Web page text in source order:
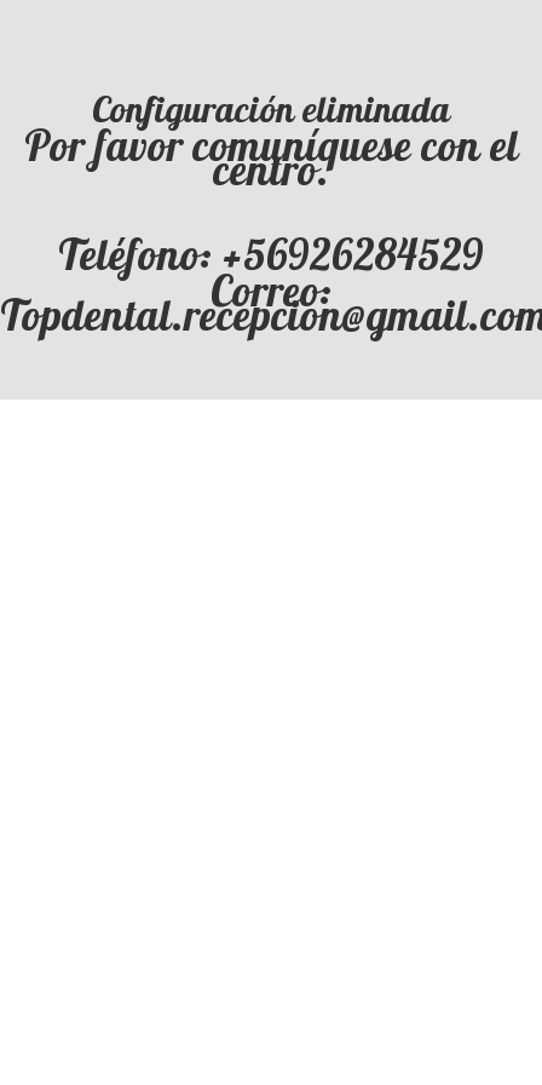
Configuración eliminada
Por favor comuníquese con el
centro.
Teléfono: +56926284529
Correo: